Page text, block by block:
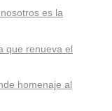
es la
que renueva el
homenaje al